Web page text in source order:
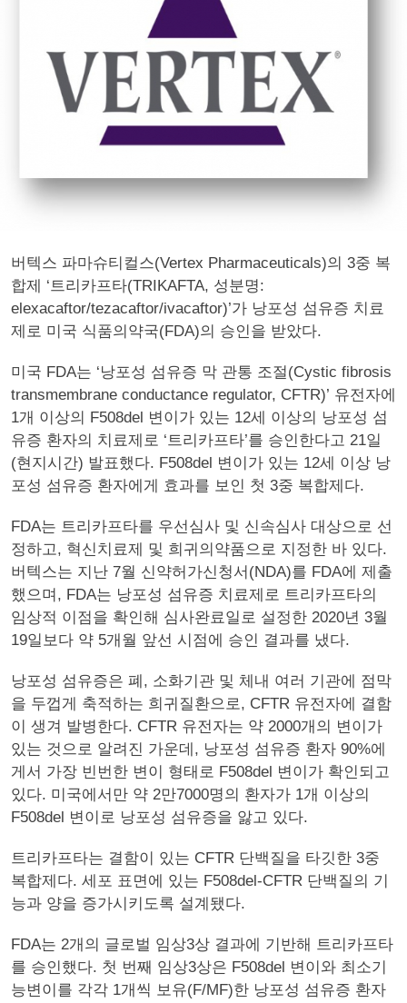
버텍스 파마슈티컬스(Vertex Pharmaceuticals)의 3중 복
합제 ‘트리카프타(TRIKAFTA, 성분명:
elexacaftor/tezacaftor/ivacaftor)’가 낭포성 섬유증 치료
제로 미국 식품의약국(FDA)의 승인을 받았다.
미국 FDA는 ‘낭포성 섬유증 막 관통 조절(Cystic fibrosis
transmembrane conductance regulator, CFTR)’ 유전자에
1개 이상의 F508del 변이가 있는 12세 이상의 낭포성 섬
유증 환자의 치료제로 ‘트리카프타’를 승인한다고 21일
(현지시간) 발표했다. F508del 변이가 있는 12세 이상 낭
포성 섬유증 환자에게 효과를 보인 첫 3중 복합제다.
FDA는 트리카프타를 우선심사 및 신속심사 대상으로 선
정하고, 혁신치료제 및 희귀의약품으로 지정한 바 있다.
버텍스는 지난 7월 신약허가신청서(NDA)를 FDA에 제출
했으며, FDA는 낭포성 섬유증 치료제로 트리카프타의
임상적 이점을 확인해 심사완료일로 설정한 2020년 3월
19일보다 약 5개월 앞선 시점에 승인 결과를 냈다.
낭포성 섬유증은 폐, 소화기관 및 체내 여러 기관에 점막
을 두껍게 축적하는 희귀질환으로, CFTR 유전자에 결함
이 생겨 발병한다. CFTR 유전자는 약 2000개의 변이가
있는 것으로 알려진 가운데, 낭포성 섬유증 환자 90%에
게서 가장 빈번한 변이 형태로 F508del 변이가 확인되고
있다. 미국에서만 약 2만7000명의 환자가 1개 이상의
F508del 변이로 낭포성 섬유증을 앓고 있다.
트리카프타는 결함이 있는 CFTR 단백질을 타깃한 3중
복합제다. 세포 표면에 있는 F508del-CFTR 단백질의 기
능과 양을 증가시키도록 설계됐다.
FDA는 2개의 글로벌 임상3상 결과에 기반해 트리카프타
를 승인했다. 첫 번째 임상3상은 F508del 변이와 최소기
능변이를 각각 1개씩 보유(F/MF)한 낭포성 섬유증 환자